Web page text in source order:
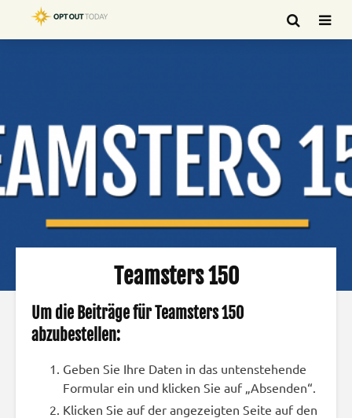
Teamsters 150
Um die Beiträge für Teamsters 150
abzubestellen:
Geben Sie Ihre Daten in das untenstehende
Formular ein und klicken Sie auf „Absenden“.
Klicken Sie auf der angezeigten Seite auf den